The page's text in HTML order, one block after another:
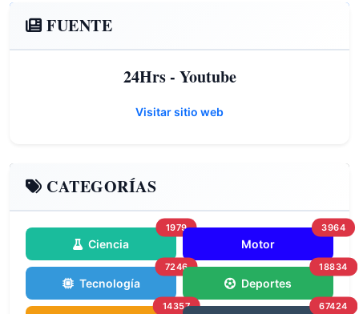
FUENTE
24Hrs - Youtube
Visitar sitio web
CATEGORÍAS
Ciencia
1979
Motor
3964
Tecnología
7246
Deportes
18834
14357 67424